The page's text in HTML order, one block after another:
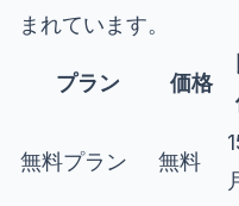
まれています。
プラン 価格
無料プラン 無料